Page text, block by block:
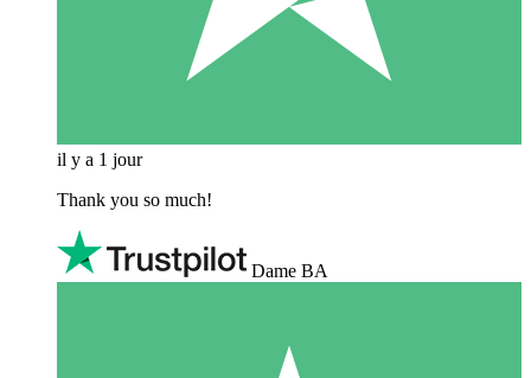
il y a 1 jour
Thank you so much!
Dame BA